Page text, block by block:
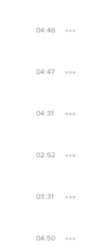
04:46
04:47
04:31
02:52
03:31
04:50